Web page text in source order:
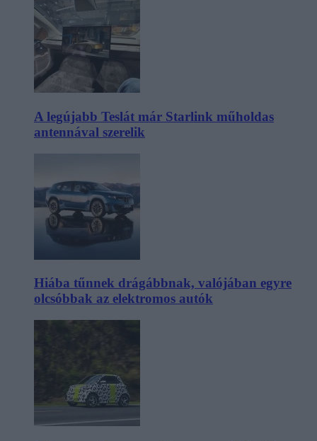
A legújabb Teslát már Starlink műholdas
antennával szerelik
Hiába tűnnek drágábbnak, valójában egyre
olcsóbbak az elektromos autók